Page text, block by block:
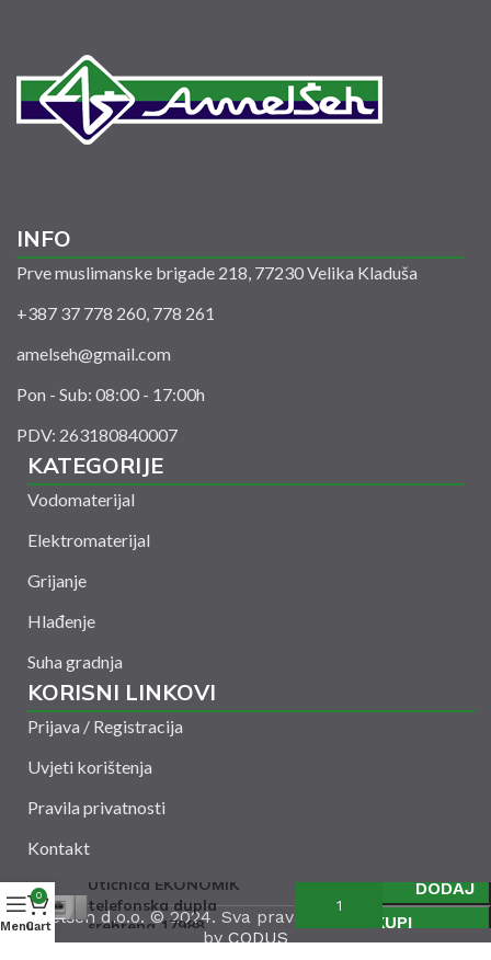
INFO
Prve muslimanske brigade 218, 77230 Velika Kladuša
+387 37 778 260, 778 261
amelseh@gmail.com
Pon - Sub: 08:00 - 17:00h
PDV: 263180840007
KATEGORIJE
Vodomaterijal
Elektromaterijal
Grijanje
Hlađenje
Suha gradnja
KORISNI LINKOVI
Prijava / Registracija
Uvjeti korištenja
Pravila privatnosti
Kontakt
Amelšeh d.o.o. © 2024. Sva prava zadržana. Powered
byCODUS
Utičnica EKONOMIK
telefonska dupla
srebrena 17988
DODAJ
KUPI
Menu
0
Cart